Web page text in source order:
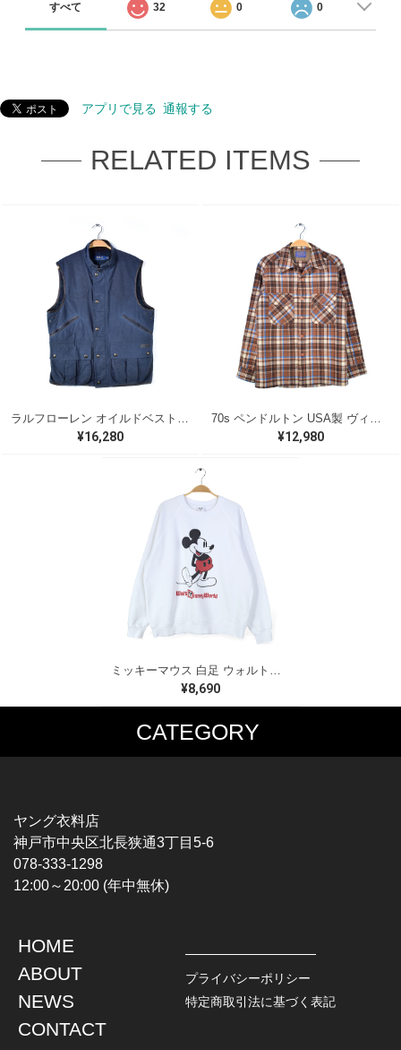
すべて 32 0 0
アプリで見る 通報する
RELATED ITEMS
¥16,280 ¥12,980
ミッキーマウス 白足 ウォルトディズニーオフィシャル スウェット ホワイト WALT DISNEY WORLD ウォルトディズニーオフィシャル サイズXL相当 古着 CF0995
¥8,690
CATEGORY
MUSIC TEE
HARDCORE / PUNK
PROGLESSIVE ROCK
POPS
SOUL / R&B
T-SHIRTS
CHAMPION
TOPS
L / S SHIRT
S / S SHIRT
HAWAIIAN SHIRT
JACKET
DENIM
LEATHER
ヤング衣料店
神戸市中央区北長狭通3丁目5-6
078-333-1298
12:00～20:00 (年中無休)
HOME
ABOUT
NEWS
CONTACT
プライバシーポリシー
特定商取引法に基づく表記